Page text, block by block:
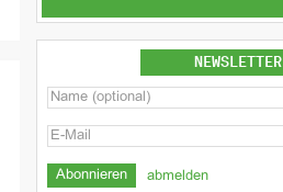
NEWSLETTER
abmelden